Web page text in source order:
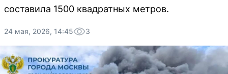
составила 1500 квадратных метров.
24 мая, 2026, 14:45 3